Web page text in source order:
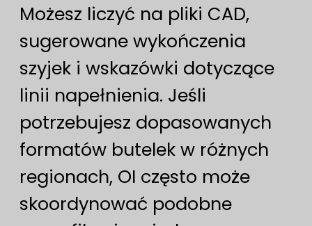
Możesz liczyć na pliki CAD,
sugerowane wykończenia
szyjek i wskazówki dotyczące
linii napełnienia. Jeśli
potrzebujesz dopasowanych
formatów butelek w różnych
regionach, OI często może
skoordynować podobne